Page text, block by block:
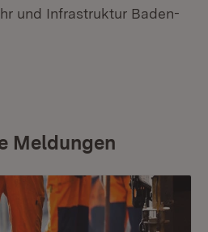
und Infrastruktur Baden-
Meldungen